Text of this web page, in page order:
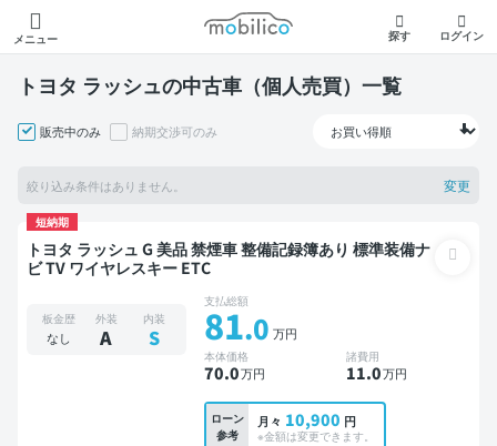
メニュー
モビリコ
探す ログイン
トヨタ ラッシュの中古車（個人売買）一覧
販売中のみ 納期交渉可のみ
絞り込み条件はありません。 変更
短納期
トヨタ ラッシュ G 美品 禁煙車 整備記録簿あり 標準装備ナ
ビ TV ワイヤレスキー ETC
板金歴
なし
外装
A
内装
S
支払総額
81.0 万円
本体価格
70.0万円
諸費用
11.0万円
ローン
参考
月々 10,900 円
※金額は変更できます。